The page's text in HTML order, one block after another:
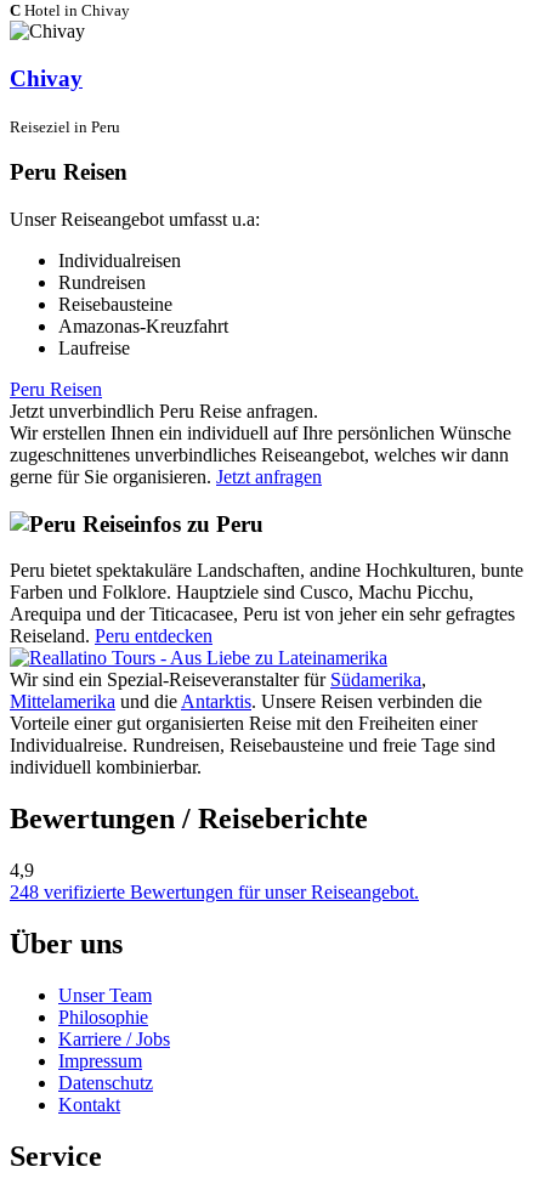
C Hotel in Chivay
Chivay
Reiseziel in Peru
Peru Reisen
Unser Reiseangebot umfasst u.a:
Individualreisen
Rundreisen
Reisebausteine
Amazonas-Kreuzfahrt
Laufreise
Peru Reisen
Jetzt unverbindlich Peru Reise anfragen.
Wir erstellen Ihnen ein individuell auf Ihre persönlichen Wünsche
zugeschnittenes unverbindliches Reiseangebot, welches wir dann
gerne für Sie organisieren. Jetzt anfragen
Reiseinfos zu Peru
Peru bietet spektakuläre Landschaften, andine Hochkulturen, bunte
Farben und Folklore. Hauptziele sind Cusco, Machu Picchu,
Arequipa und der Titicacasee, Peru ist von jeher ein sehr gefragtes
Reiseland. Peru entdecken
Wir sind ein Spezial-Reiseveranstalter für Südamerika,
Mittelamerika und dieAntarktis. Unsere Reisen verbinden die
Vorteile einer gut organisierten Reise mit den Freiheiten einer
Individualreise. Rundreisen, Reisebausteine und freie Tage sind
individuell kombinierbar.
Bewertungen / Reiseberichte
4,9
248 verifizierte Bewertungen für unser Reiseangebot.
Über uns
Unser Team
Philosophie
Karriere / Jobs
Impressum
Datenschutz
Kontakt
Service